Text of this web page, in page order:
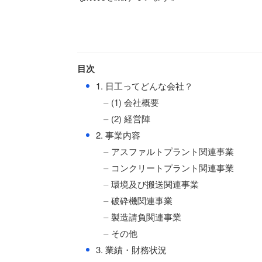
目次
● 1. 日工ってどんな会社？
(1) 会社概要
(2) 経営陣
● 2. 事業内容
アスファルトプラント関連事業
コンクリートプラント関連事業
環境及び搬送関連事業
破砕機関連事業
製造請負関連事業
その他
● 3. 業績・財務状況